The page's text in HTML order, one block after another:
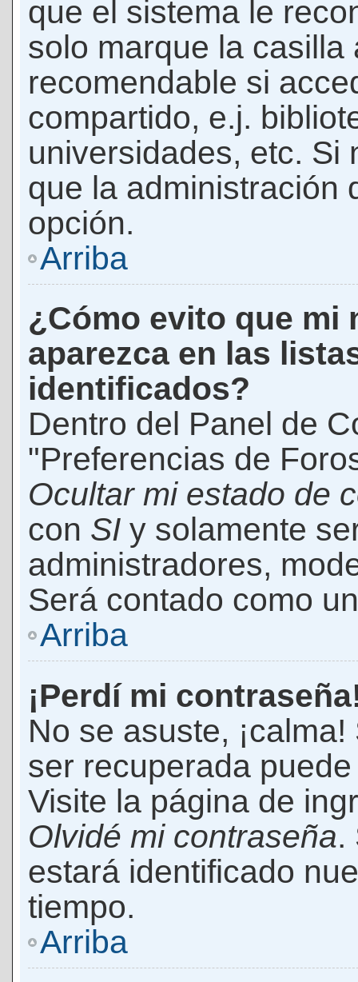
que el sistema le
solo marque la casilla
recomendable si
compartido, e.j.
universidades, etc. Si
que la administración
opción.
Arriba
¿Cómo evito que mi
aparezca en las
identificados?
Dentro del Panel de
"Preferencias de
Ocultar mi estado de
con SI y solamente
administradores,
Será contado como
Arriba
¡Perdí mi
No se asuste,
ser recuperada
Visite la página de
Olvidé mi contraseña.
estará identificado
tiempo.
Arriba